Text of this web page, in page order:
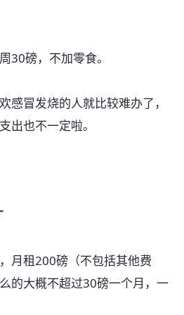
磅，不加零食。
冒发烧的人就比较难办了，
出也不一定啦。
租200磅（不包括其他费
的大概不超过30磅一个月，一